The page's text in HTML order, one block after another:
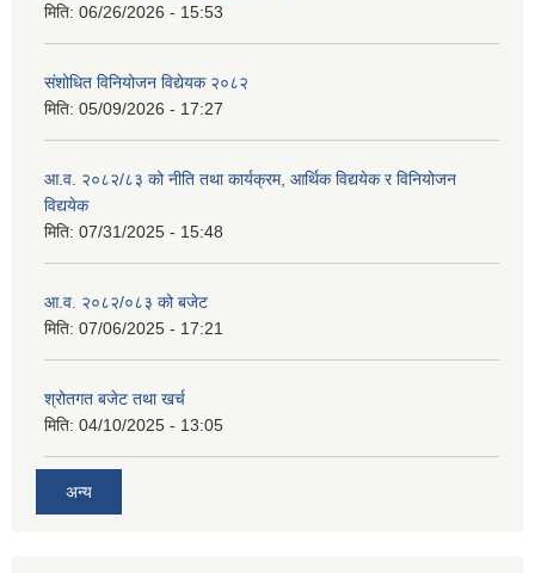
मिति: 06/26/2026 - 15:53
संशोधित विनियोजन विद्येयक २०८२
मिति: 05/09/2026 - 17:27
आ.व. २०८२/८३ को नीति तथा कार्यक्रम, आर्थिक विद्ययेक र विनियोजन
विद्ययेक
मिति: 07/31/2025 - 15:48
आ.व. २०८२/०८३ को बजेट
मिति: 07/06/2025 - 17:21
श्रोतगत बजेट तथा खर्च
मिति: 04/10/2025 - 13:05
अन्य